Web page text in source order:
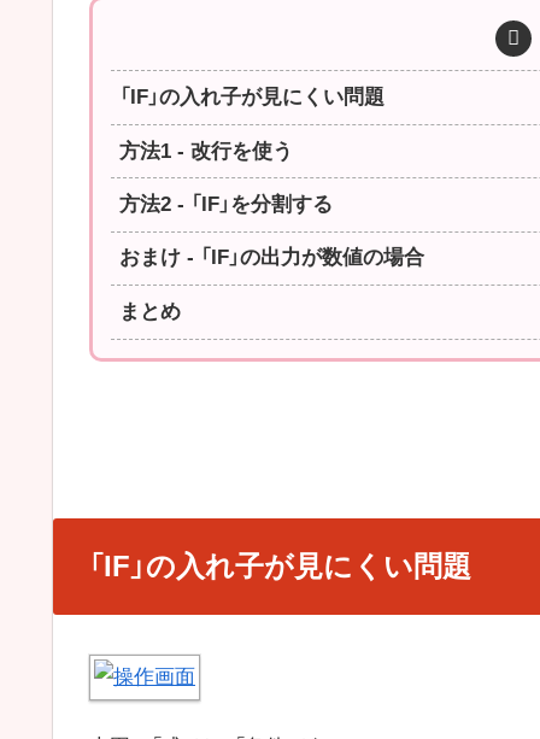
「IF」の入れ子が見にくい問題
方法1 - 改行を使う
方法2 - 「IF」を分割する
おまけ - 「IF」の出力が数値の場合
まとめ
「IF」の入れ子が見にくい問題